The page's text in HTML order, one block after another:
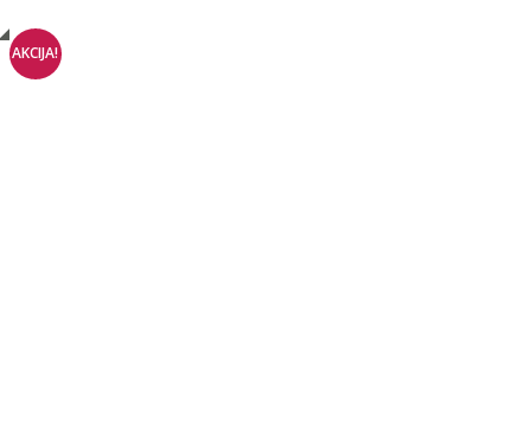
AKCIJA!